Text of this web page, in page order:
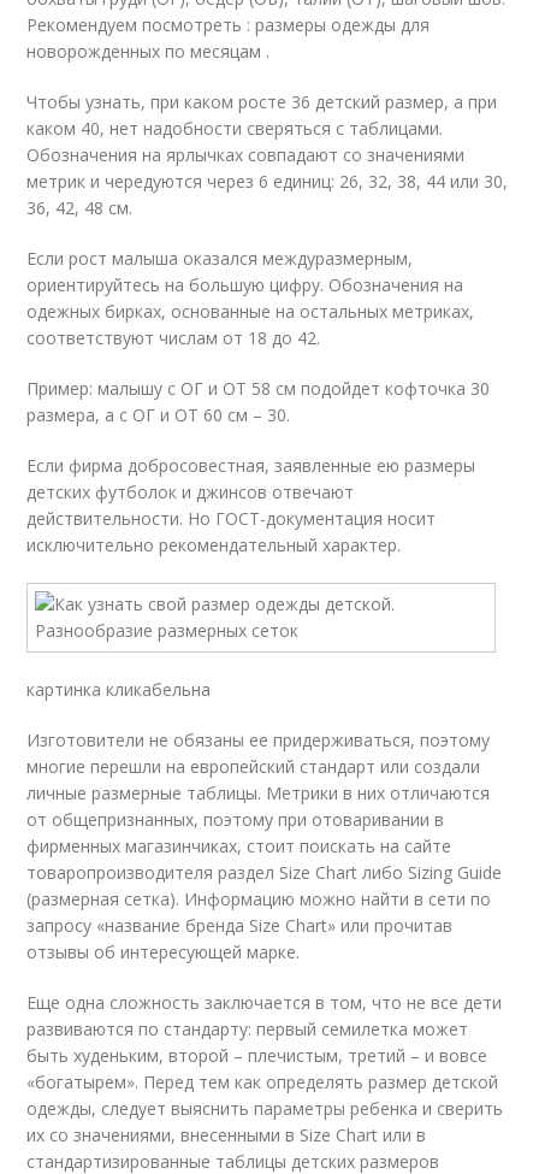
Рекомендуем посмотреть : размеры одежды для
новорожденных по месяцам .
Чтобы узнать, при каком росте 36 детский размер, а при
каком 40, нет надобности сверяться с таблицами.
Обозначения на ярлычках совпадают со значениями
метрик и чередуются через 6 единиц: 26, 32, 38, 44 или 30,
36, 42, 48 см.
Если рост малыша оказался междуразмерным,
ориентируйтесь на большую цифру. Обозначения на
одежных бирках, основанные на остальных метриках,
соответствуют числам от 18 до 42.
Пример: малышу с ОГ и ОТ 58 см подойдет кофточка 30
размера, а с ОГ и ОТ 60 см – 30.
Если фирма добросовестная, заявленные ею размеры
детских футболок и джинсов отвечают
действительности. Но ГОСТ-документация носит
исключительно рекомендательный характер.
картинка кликабельна
Изготовители не обязаны ее придерживаться, поэтому
многие перешли на европейский стандарт или создали
личные размерные таблицы. Метрики в них отличаются
от общепризнанных, поэтому при отоваривании в
фирменных магазинчиках, стоит поискать на сайте
товаропроизводителя раздел Size Chart либо Sizing Guide
(размерная сетка). Информацию можно найти в сети по
запросу «название бренда Size Chart» или прочитав
отзывы об интересующей марке.
Еще одна сложность заключается в том, что не все дети
развиваются по стандарту: первый семилетка может
быть худеньким, второй – плечистым, третий – и вовсе
«богатырем». Перед тем как определять размер детской
одежды, следует выяснить параметры ребенка и сверить
их со значениями, внесенными в Size Chart или в
стандартизированные таблицы детских размеров